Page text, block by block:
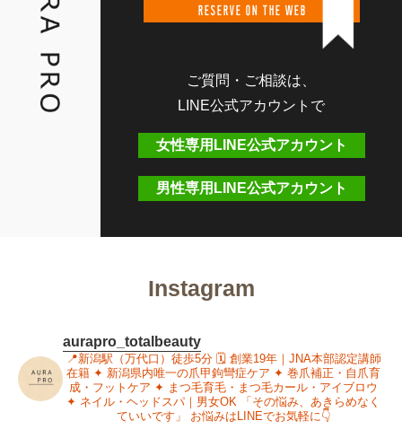
RESERVE ON THE WEB
ご質問・ご相談は、
LINE公式アカウントで
女性専用LINE公式アカウント
男性専用LINE公式アカウント
Instagram
aurapro_totalbeauty
📍新潟駅（万代口）徒歩5分🗓 創業19年｜JNA本部認定講師
在籍 ✦ 新潟県内唯一の爪甲鉤彎症ケア ✦ 巻爪補正・自爪育
成・フットケア ✦ まつ毛育毛・まつ毛カール・アイブロウ
✦ ネイル・ヘッドスパ｜男女OK 「その悩み、あきらめなく
ていいです」
お悩みはLINEでお気軽に👇